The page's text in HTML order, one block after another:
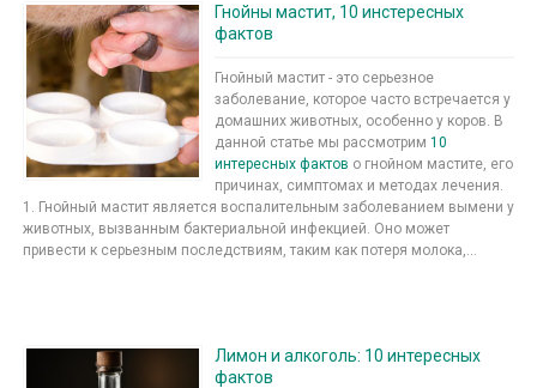
Гнойны мастит, 10 инстересных
фактов
Гнойный мастит - это серьезное
заболевание, которое часто встречается у
домашних животных, особенно у коров. В
данной статье мы рассмотрим 10
интересных фактов о гнойном мастите, его
причинах, симптомах и методах лечения.
1. Гнойный мастит является воспалительным заболеванием вымени у
животных, вызванным бактериальной инфекцией. Оно может
привести к серьезным последствиям, таким как потеря молока,...
Лимон и алкоголь: 10 интересных
фактов